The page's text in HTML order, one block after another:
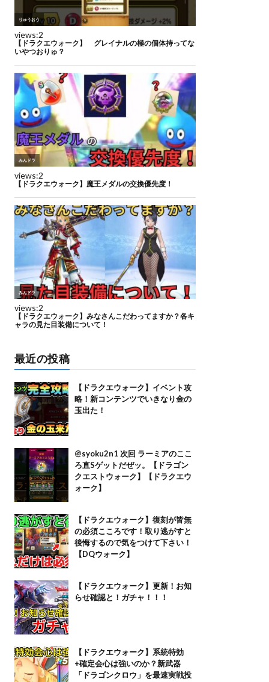
最近の投稿
【ドラクエウォーク】イベント攻
略！新コンテンツでいきなり金の
玉出た！
@syoku2n1 次回 ラーミアのここ
ろ直Sゲットだぜッ。【ドラゴン
クエストウォーク】【ドラクエウ
ォーク】
【ドラクエウォーク】復刻が皆無
の必須こころです！取り逃がすと
後悔するので気をつけて下さい！
【DQウォーク】
【ドラクエウォーク】更新！お知
らせ確認と！ガチャ！！！
【ドラクエウォーク】系統特効
+確定会心は強いのか？新武器
「ドラゴンクロウ」を最速実戦投